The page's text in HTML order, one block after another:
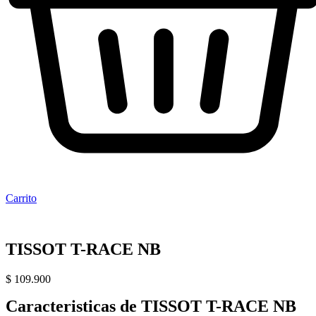
Carrito
TISSOT T-RACE NB
$ 109.900
Caracteristicas de TISSOT T-RACE NB